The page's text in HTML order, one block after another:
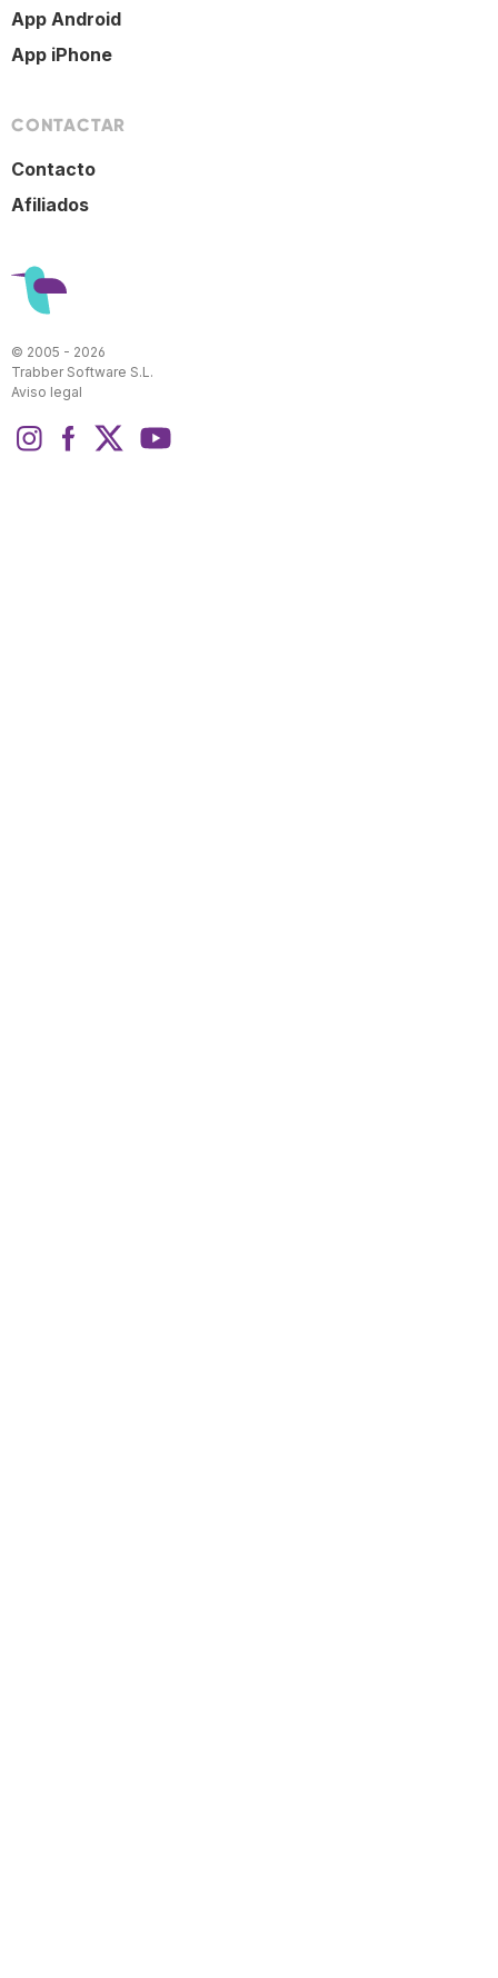
App Android
App iPhone
CONTACTAR
Contacto
Afiliados
© 2005 - 2026
Trabber Software S.L.
Aviso legal